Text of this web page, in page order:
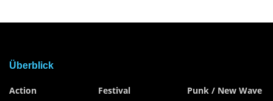
Überblick
Action
Festival
Punk / New Wave